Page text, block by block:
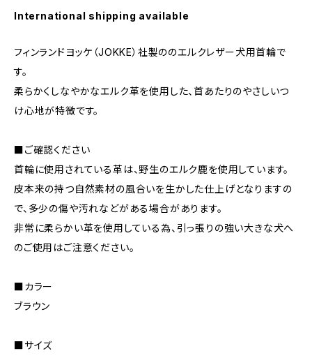
International shipping available
フィンランドヨッケ（JOKKE）社製ののエルクレザー犬用首輪で
す。
柔らかくしなやかなエルク革を使用した、首あたりのやさしいつ
け心地が特徴です。
■ご確認ください
首輪に使用されている革は、野生のエルク鹿を使用しています。
皮本来の持つ自然素材の風合いを生かした仕上げとなりますの
で、多少の傷や汚れなどがある場合があります。
非常に柔らかい革を使用している為、引っ張りの強い大きな犬へ
のご使用はご注意ください。
■カラー
ブラウン
■サイズ